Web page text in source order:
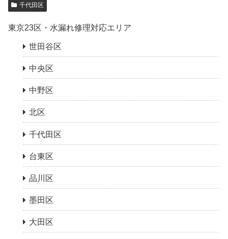
千代田区
東京23区・水漏れ修理対応エリア
世田谷区
中央区
中野区
北区
千代田区
台東区
品川区
墨田区
大田区